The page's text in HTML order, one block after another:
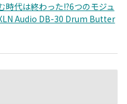
時代は終わった!?6つのモジュ
Audio DB-30 Drum Butter